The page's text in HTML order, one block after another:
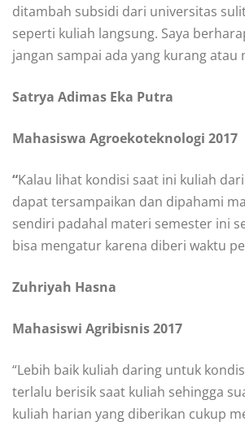
ditambah subsidi dari universitas
seperti kuliah langsung. Saya
jangan sampai ada yang kurang atau
Satrya Adimas Eka Putra
Mahasiswa Agroekoteknologi 2017
“Kalau lihat kondisi saat ini kuliah
dapat tersampaikan dan dipahami
sendiri padahal materi semester ini
bisa mengatur karena diberi waktu
Zuhriyah Hasna
Mahasiswi Agribisnis 2017
“Lebih baik kuliah daring untuk
terlalu berisik saat kuliah sehingga
kuliah harian yang diberikan cukup